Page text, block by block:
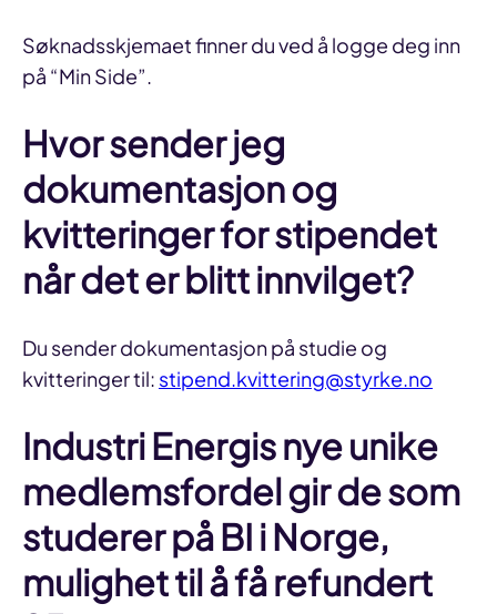
Søknadsskjemaet finner du ved å logge deg inn
på “Min Side”.
Hvor sender jeg
dokumentasjon og
kvitteringer for stipendet
når det er blitt innvilget?
Du sender dokumentasjon på studie og
kvitteringer til: stipend.kvittering@styrke.no
Industri Energis nye unike
medlemsfordel gir de som
studerer på BI i Norge,
mulighet til å få refundert